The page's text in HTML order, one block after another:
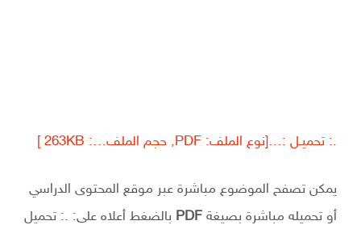
.: تحميـل :…[نوع الملف: PDF, حجم الملف…: 263KB ]
يمكن تصفح الموضوع مباشرة عبر موقع المحتوى الدراسي
أو تحميله مباشرة بصيغة PDF بالضغط أعلاه على: .: تحميل